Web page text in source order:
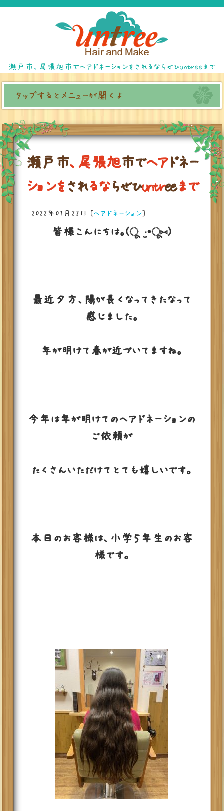
瀬戸市、尾張旭市でヘアドネーションをされるならぜひuntreeまで
タップするとメニューが開くよ
瀬戸 市、 尾張旭市でヘアドネー
ショ ンを されるならぜひuntreeまで
2022年01月23日 [ヘアドネーション]
皆様こんにちは。(ू•‧̫•ू⑅)
最近夕方、陽が長くなってきたなって
感じました。
年が明けて春が近づいてますね。
今年は年が明けてのヘアドネーションの
ご依頼が
たくさんいただけてとても嬉しいです。
本日のお客様は、小学５年生のお客
様です。